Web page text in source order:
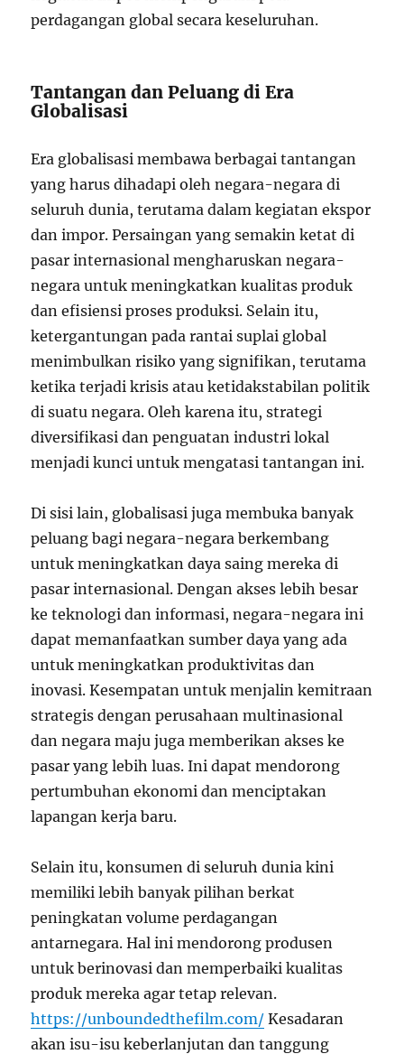
perdagangan global secara keseluruhan.
Tantangan dan Peluang di Era
Globalisasi
Era globalisasi membawa berbagai tantangan
yang harus dihadapi oleh negara-negara di
seluruh dunia, terutama dalam kegiatan ekspor
dan impor. Persaingan yang semakin ketat di
pasar internasional mengharuskan negara-
negara untuk meningkatkan kualitas produk
dan efisiensi proses produksi. Selain itu,
ketergantungan pada rantai suplai global
menimbulkan risiko yang signifikan, terutama
ketika terjadi krisis atau ketidakstabilan politik
di suatu negara. Oleh karena itu, strategi
diversifikasi dan penguatan industri lokal
menjadi kunci untuk mengatasi tantangan ini.
Di sisi lain, globalisasi juga membuka banyak
peluang bagi negara-negara berkembang
untuk meningkatkan daya saing mereka di
pasar internasional. Dengan akses lebih besar
ke teknologi dan informasi, negara-negara ini
dapat memanfaatkan sumber daya yang ada
untuk meningkatkan produktivitas dan
inovasi. Kesempatan untuk menjalin kemitraan
strategis dengan perusahaan multinasional
dan negara maju juga memberikan akses ke
pasar yang lebih luas. Ini dapat mendorong
pertumbuhan ekonomi dan menciptakan
lapangan kerja baru.
Selain itu, konsumen di seluruh dunia kini
memiliki lebih banyak pilihan berkat
peningkatan volume perdagangan
antarnegara. Hal ini mendorong produsen
untuk berinovasi dan memperbaiki kualitas
produk mereka agar tetap relevan.
https://unboundedthefilm.com/ Kesadaran
akan isu-isu keberlanjutan dan tanggung